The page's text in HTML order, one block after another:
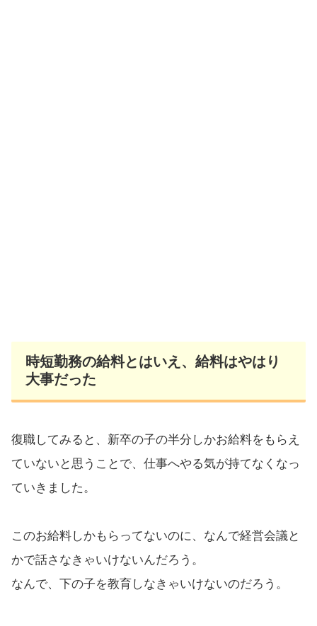
時短勤務の給料とはいえ、給料はやはり
大事だった
復職してみると、新卒の子の半分しかお給料をもらえ
ていないと思うことで、仕事へやる気が持てなくなっ
ていきました。
このお給料しかもらってないのに、なんで経営会議と
かで話さなきゃいけないんだろう。
なんで、下の子を教育しなきゃいけないのだろう。